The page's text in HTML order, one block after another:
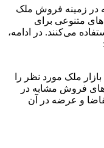
در زمینه فروش ملک
متنوعی برای
می‌کنند. در ادامه،
ملک مورد نظر را
فروش مشابه در
و عرضه در آن